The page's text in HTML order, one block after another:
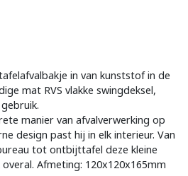
in van kunststof in de
mat RVS vlakke swingdeksel,
manier van afvalverwerking op
design past hij in elk interieur. Van
tot ontbijttafel deze kleine
Afmeting: 120x120x165mm